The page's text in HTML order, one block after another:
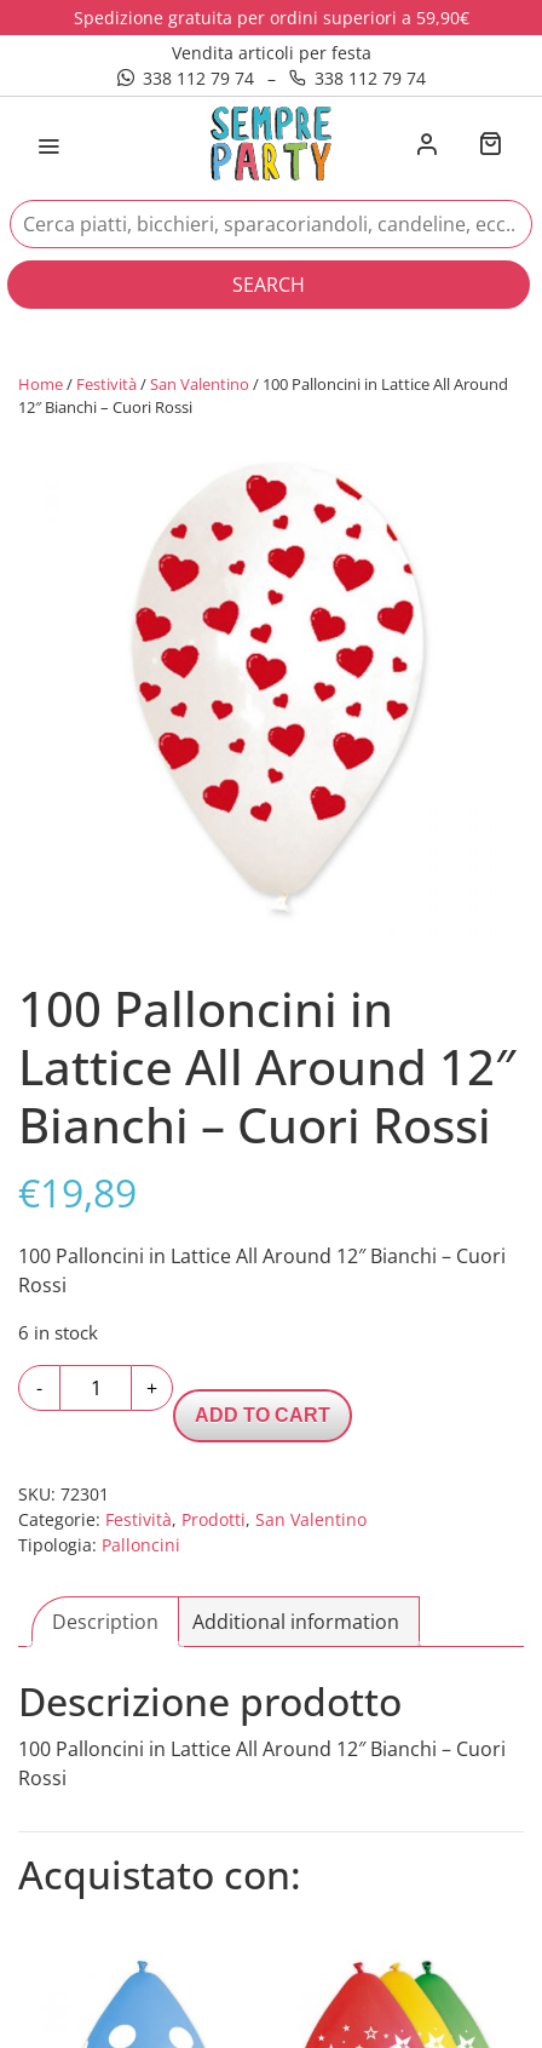
Spedizione gratuita per ordini superiori a 59,90€
Vendita articoli per festa
338 112 79 74
– 338 112 79 74
SEARCH
Home/ Festività/San Valentino / 100 Palloncini in Lattice All Around
12″ Bianchi – Cuori Rossi
100 Palloncini in
Lattice All Around 12″
Bianchi – Cuori Rossi
€19,89
100 Palloncini in Lattice All Around 12″ Bianchi – Cuori
Rossi
6 in stock
-
Palloncini
All
Around
12"
-
quantity
+
ADD TO CART
SKU: 72301
Categorie: Festività, Prodotti, San Valentino
Tipologia: Palloncini
Description Additional information
Descrizione prodotto
100 Palloncini in Lattice All Around 12″ Bianchi – Cuori
Rossi
Acquistato con: